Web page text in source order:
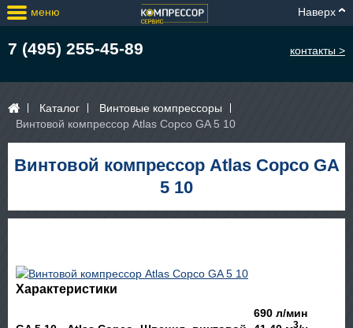
меню Наверх
7 (495) 255-45-89 контакты >
Каталог
Винтовые компрессоры
Винтовой компрессор Atlas Copco GA 5 10
Винтовой компрессор Atlas Copco GA
5 10
Характеристики
690 л/мин
3